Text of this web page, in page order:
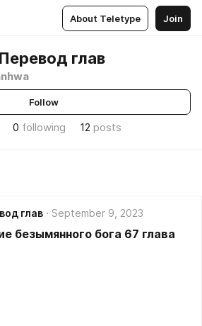
About Teletype Join
глав
Follow
0 following 12 posts
глав September 9, 2023
безымянного бога 67 глава